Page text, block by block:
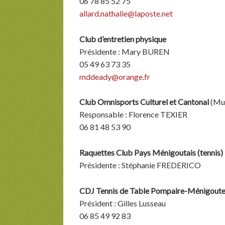
allard.nathalie@laposte.net
Club d’entretien physique
Présidente : Mary BUREN
05 49 63 73 35
mddeady@orange.fr
Club Omnisports Culturel et Cantonal
Responsable : Florence TEXIER
06 81 48 53 90
Raquettes Club Pays Ménigoutais (tennis)
Présidente : Stéphanie FREDERICO
CDJ Tennis de Table Pompaire-Ménigoute
Président : Gilles Lusseau
06 85 49 92 83